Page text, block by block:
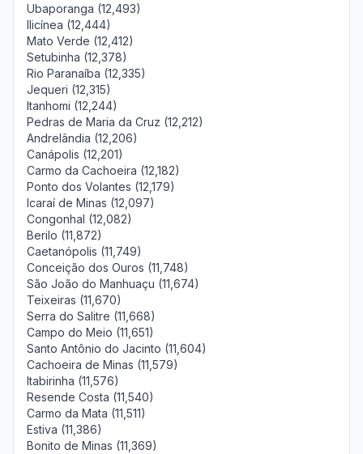
Ubaporanga (12,493)
Ilicínea (12,444)
Mato Verde (12,412)
Setubinha (12,378)
Rio Paranaíba (12,335)
Jequeri (12,315)
Itanhomi (12,244)
Pedras de Maria da Cruz (12,212)
Andrelândia (12,206)
Canápolis (12,201)
Carmo da Cachoeira (12,182)
Ponto dos Volantes (12,179)
Icaraí de Minas (12,097)
Congonhal (12,082)
Berilo (11,872)
Caetanópolis (11,749)
Conceição dos Ouros (11,748)
São João do Manhuaçu (11,674)
Teixeiras (11,670)
Serra do Salitre (11,668)
Campo do Meio (11,651)
Santo Antônio do Jacinto (11,604)
Cachoeira de Minas (11,579)
Itabirinha (11,576)
Resende Costa (11,540)
Carmo da Mata (11,511)
Estiva (11,386)
Bonito de Minas (11,369)